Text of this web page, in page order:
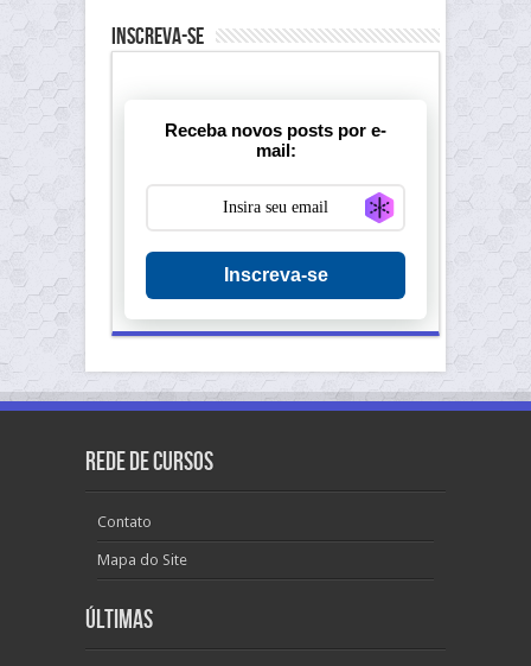
Inscreva-se
Receba novos posts por e-
mail:
Generate new
Inscreva-se
Rede de Cursos
Contato
Mapa do Site
Últimas